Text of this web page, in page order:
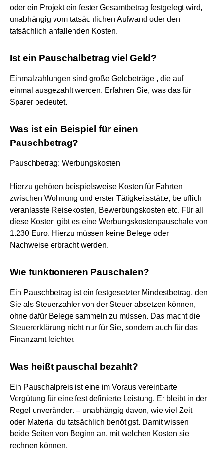
oder ein Projekt ein fester Gesamtbetrag festgelegt wird,
unabhängig vom tatsächlichen Aufwand oder den
tatsächlich anfallenden Kosten.
Ist ein Pauschalbetrag viel Geld?
Einmalzahlungen sind große Geldbeträge , die auf
einmal ausgezahlt werden. Erfahren Sie, was das für
Sparer bedeutet.
Was ist ein Beispiel für einen
Pauschbetrag?
Pauschbetrag: Werbungskosten
Hierzu gehören beispielsweise Kosten für Fahrten
zwischen Wohnung und erster Tätigkeitsstätte, beruflich
veranlasste Reisekosten, Bewerbungskosten etc. Für all
diese Kosten gibt es eine Werbungskostenpauschale von
1.230 Euro. Hierzu müssen keine Belege oder
Nachweise erbracht werden.
Wie funktionieren Pauschalen?
Ein Pauschbetrag ist ein festgesetzter Mindestbetrag, den
Sie als Steuerzahler von der Steuer absetzen können,
ohne dafür Belege sammeln zu müssen. Das macht die
Steuererklärung nicht nur für Sie, sondern auch für das
Finanzamt leichter.
Was heißt pauschal bezahlt?
Ein Pauschalpreis ist eine im Voraus vereinbarte
Vergütung für eine fest definierte Leistung. Er bleibt in der
Regel unverändert – unabhängig davon, wie viel Zeit
oder Material du tatsächlich benötigst. Damit wissen
beide Seiten von Beginn an, mit welchen Kosten sie
rechnen können.